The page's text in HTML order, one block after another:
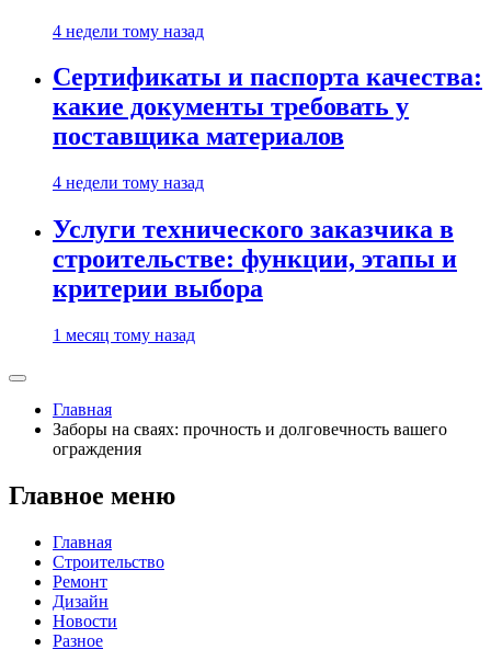
4 недели тому назад
Сертификаты и паспорта качества:
какие документы требовать у
поставщика материалов
4 недели тому назад
Услуги технического заказчика в
строительстве: функции, этапы и
критерии выбора
1 месяц тому назад
Главная
Заборы на сваях: прочность и долговечность вашего
ограждения
Главное меню
Главная
Строительство
Ремонт
Дизайн
Новости
Разное